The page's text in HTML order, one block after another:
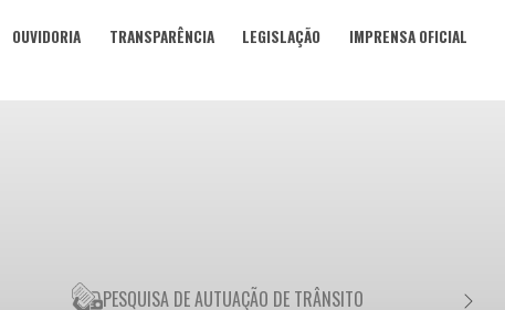
OUVIDORIA TRANSPARÊNCIA LEGISLAÇÃO IMPRENSA OFICIAL
PESQUISA DE AUTUAÇÃO DE TRÂNSITO